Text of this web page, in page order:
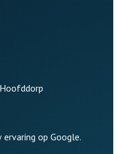
op Google.